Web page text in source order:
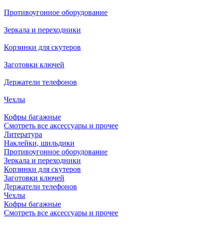
Противоугонное оборудование
Зеркала и переходники
Корзинки для скутеров
Заготовки ключей
Держатели телефонов
Чехлы
Кофры багажные
Смотреть все аксессуары и прочее
Литература
Наклейки, шильдики
Противоугонное оборудование
Зеркала и переходники
Корзинки для скутеров
Заготовки ключей
Держатели телефонов
Чехлы
Кофры багажные
Смотреть все аксессуары и прочее